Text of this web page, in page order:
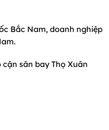
Bắc Nam, doanh nghiệp
sân bay Thọ Xuân